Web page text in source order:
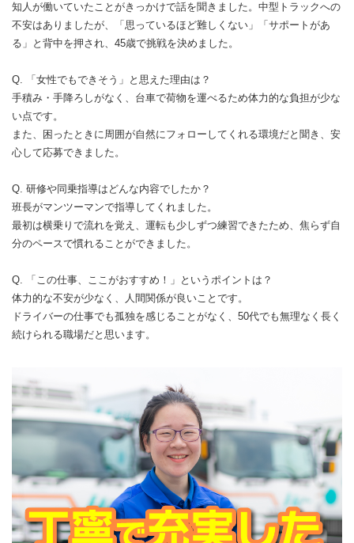
知人が働いていたことがきっかけで話を聞きました。中型トラックへの
不安はありましたが、「思っているほど難しくない」「サポートがあ
る」と背中を押され、45歳で挑戦を決めました。
Q. 「女性でもできそう」と思えた理由は？
手積み・手降ろしがなく、台車で荷物を運べるため体力的な負担が少な
い点です。
また、困ったときに周囲が自然にフォローしてくれる環境だと聞き、安
心して応募できました。
Q. 研修や同乗指導はどんな内容でしたか？
班長がマンツーマンで指導してくれました。
最初は横乗りで流れを覚え、運転も少しずつ練習できたため、焦らず自
分のペースで慣れることができました。
Q. 「この仕事、ここがおすすめ！」というポイントは？
体力的な不安が少なく、人間関係が良いことです。
ドライバーの仕事でも孤独を感じることがなく、50代でも無理なく長く
続けられる職場だと思います。